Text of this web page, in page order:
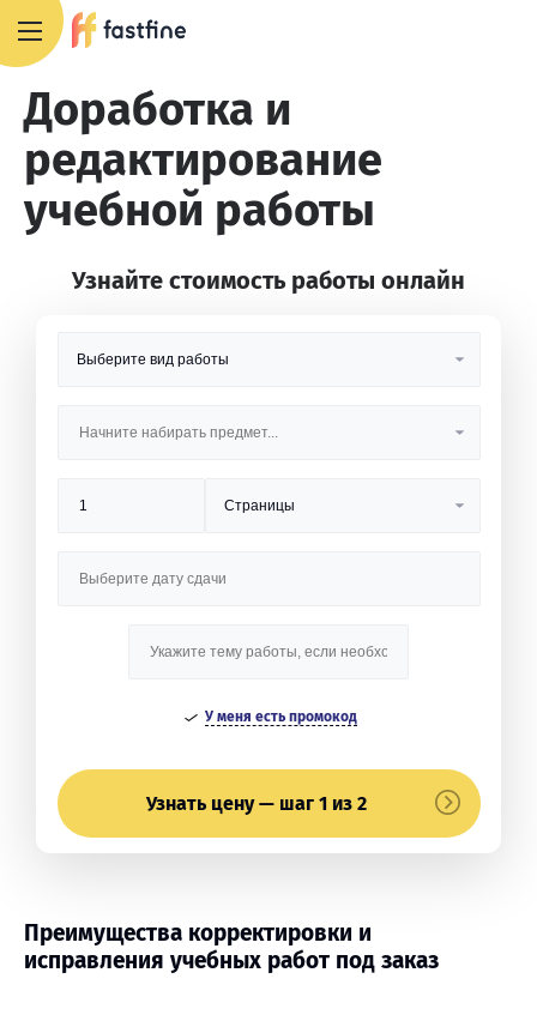
Доработка и
редактирование
учебной работы
Узнайте стоимость работы онлайн
У меня есть промокод
Узнать цену — шаг 1 из 2
Преимущества корректировки и
исправления учебных работ под заказ